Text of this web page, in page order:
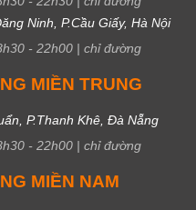
Ninh, P.Cầu Giấy, Hà Nội
- 22h00 | chỉ đường
MIỀN TRUNG
P.Thanh Khê, Đà Nẵng
- 22h00 | chỉ đường
MIỀN NAM